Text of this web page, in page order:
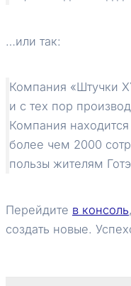
…или так:
Компания «Штучки
и с тех пор
Компания
более чем 2000
пользы жителям
Перейдите в консоль
создать новые.